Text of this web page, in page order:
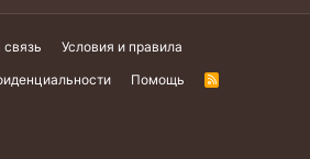
связь
Условия и правила
Помощь
R